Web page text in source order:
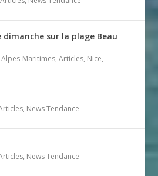
dimanche sur la plage Beau
Alpes-Maritimes,Articles, Nice,
, News Tendance
, News Tendance